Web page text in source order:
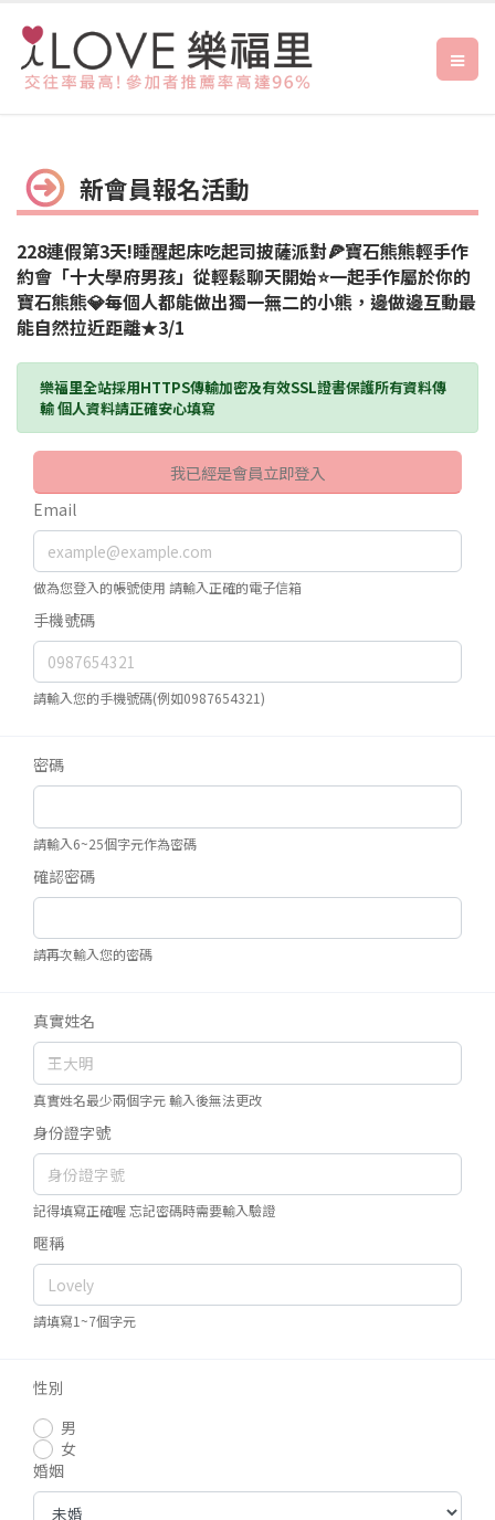
新會員報名活動
228連假第3天!睡醒起床吃起司披薩派對🍕寶石熊熊輕手作
約會「十大學府男孩」從輕鬆聊天開始⭐一起手作屬於你的
寶石熊熊💎每個人都能做出獨一無二的小熊，邊做邊互動最
能自然拉近距離★3/1
樂福里全站採用HTTPS傳輸加密及有效SSL證書保護所有資料傳
輸 個人資料請正確安心填寫
我已經是會員立即登入
Email
做為您登入的帳號使用 請輸入正確的電子信箱
手機號碼
請輸入您的手機號碼(例如0987654321)
密碼
請輸入6~25個字元作為密碼
確認密碼
請再次輸入您的密碼
真實姓名
真實姓名最少兩個字元 輸入後無法更改
身份證字號
記得填寫正確喔 忘記密碼時需要輸入驗證
暱稱
請填寫1~7個字元
性別
男
女
婚姻